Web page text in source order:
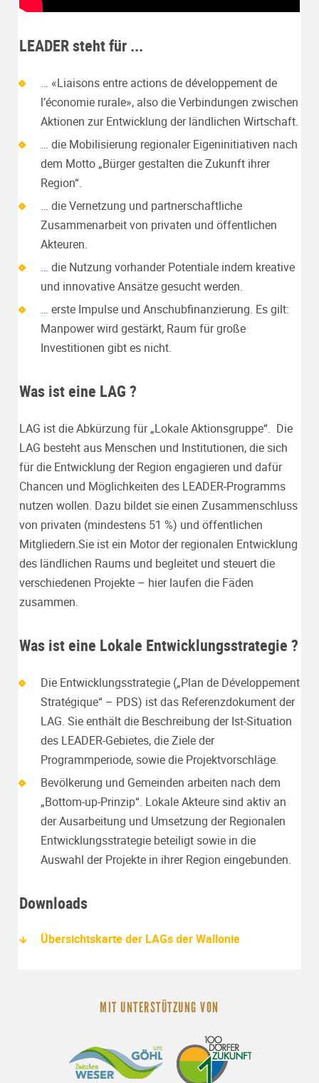
LEADER steht für ...
… «Liaisons entre actions de développement de
l’économie rurale», also die Verbindungen zwischen
Aktionen zur Entwicklung der ländlichen Wirtschaft.
… die Mobilisierung regionaler Eigeninitiativen nach
dem Motto „Bürger gestalten die Zukunft ihrer
Region“.
… die Vernetzung und partnerschaftliche
Zusammenarbeit von privaten und öffentlichen
Akteuren.
… die Nutzung vorhander Potentiale indem kreative
und innovative Ansätze gesucht werden.
… erste Impulse und Anschubfinanzierung. Es gilt:
Manpower wird gestärkt, Raum für große
Investitionen gibt es nicht.
Was ist eine LAG ?
LAG ist die Abkürzung für „Lokale Aktionsgruppe“. Die
LAG besteht aus Menschen und Institutionen, die sich
für die Entwicklung der Region engagieren und dafür
Chancen und Möglichkeiten des LEADER-Programms
nutzen wollen. Dazu bildet sie einen Zusammenschluss
von privaten (mindestens 51 %) und öffentlichen
Mitgliedern.Sie ist ein Motor der regionalen Entwicklung
des ländlichen Raums und begleitet und steuert die
verschiedenen Projekte – hier laufen die Fäden
zusammen.
Was ist eine Lokale Entwicklungsstrategie ?
Die Entwicklungsstrategie („Plan de Développement
Stratégique“ – PDS) ist das Referenzdokument der
LAG. Sie enthält die Beschreibung der Ist-Situation
des LEADER-Gebietes, die Ziele der
Programmperiode, sowie die Projektvorschläge.
Bevölkerung und Gemeinden arbeiten nach dem
„Bottom-up-Prinzip“. Lokale Akteure sind aktiv an
der Ausarbeitung und Umsetzung der Regionalen
Entwicklungsstrategie beteiligt sowie in die
Auswahl der Projekte in ihrer Region eingebunden.
Downloads
Übersichtskarte der LAGs der Wallonie
MIT UNTERSTÜTZUNG VON